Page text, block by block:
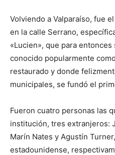
Volviendo a Valparaíso, fue
en la calle Serrano,
«Lucien», que para
conocido popularmente
restaurado y donde
municipales, se fundó el
Fueron cuatro personas las
institución, tres extranjeros:
Marín Nates y Agustín
estadounidense,